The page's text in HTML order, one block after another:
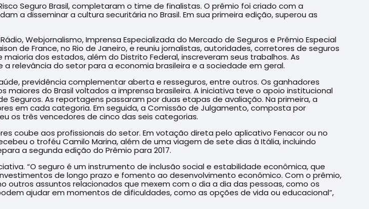
Seguro Brasil, completaram o time de finalistas. O prêmio foi criado com a
a disseminar a cultura securitária no Brasil. Em sua primeira edição, superou as
Webjornalismo, Imprensa Especializada do Mercado de Seguros e Prêmio Especial
de France, no Rio de Janeiro, e reuniu jornalistas, autoridades, corretores de seguros
dos estados, além do Distrito Federal, inscreveram seus trabalhos. As
do setor para a economia brasileira e a sociedade em geral.
previdência complementar aberta e resseguros, entre outros. Os ganhadores
do Brasil voltados a imprensa brasileira. A iniciativa teve o apoio institucional
Seguros. As reportagens passaram por duas etapas de avaliação. Na primeira, a
em cada categoria. Em seguida, a Comissão de Julgamento, composta por
os três vencedores de cinco das seis categorias.
coube aos profissionais do setor. Em votação direta pelo aplicativo Fenacor ou no
o troféu Camilo Marina, além de uma viagem de sete dias à Itália, incluindo
a segunda edição do Prêmio para 2017.
“O seguro é um instrumento de inclusão social e estabilidade econômica, que
de longo prazo e fomento ao desenvolvimento econômico. Com o prêmio,
assuntos relacionados que mexem com o dia a dia das pessoas, como os
ajudar em momentos de dificuldades, como as opções de vida ou educacional”,